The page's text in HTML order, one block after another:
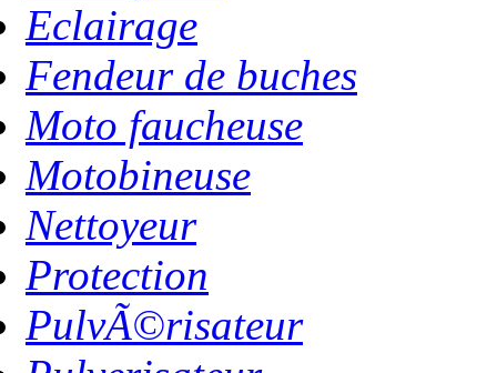
Eclairage
Fendeur de buches
Moto faucheuse
Motobineuse
Nettoyeur
Protection
PulvÃ©risateur